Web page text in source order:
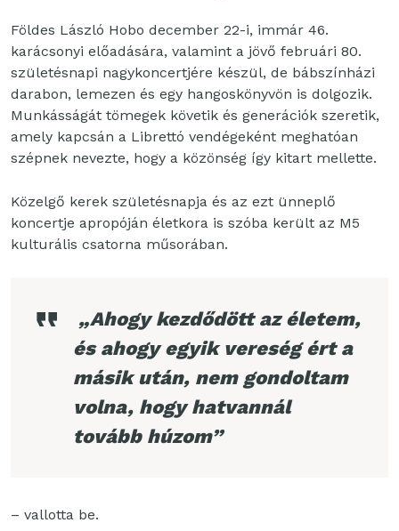
Földes László Hobo december 22-i, immár 46.
karácsonyi előadására, valamint a jövő februári 80.
születésnapi nagykoncertjére készül, de bábszínházi
darabon, lemezen és egy hangoskönyvön is dolgozik.
Munkásságát tömegek követik és generációk szeretik,
amely kapcsán a Librettó vendégeként meghatóan
szépnek nevezte, hogy a közönség így kitart mellette.
Közelgő kerek születésnapja és az ezt ünneplő
koncertje apropóján életkora is szóba került az M5
kulturális csatorna műsorában.
„Ahogy kezdődött az életem,
és ahogy egyik vereség ért a
másik után, nem gondoltam
volna, hogy hatvannál
tovább húzom”
– vallotta be.